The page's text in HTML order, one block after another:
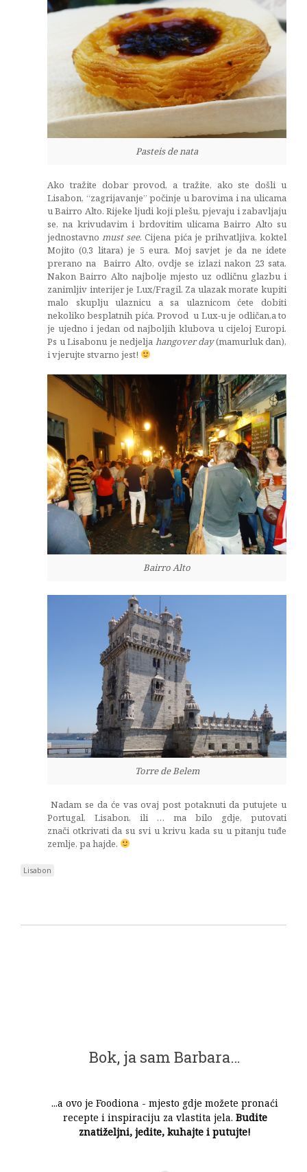
Pasteis de nata
Ako tražite dobar provod, a tražite, ako ste došli u
Lisabon, “zagrijavanje” počinje u barovima i na ulicama
u Bairro Alto. Rijeke ljudi koji plešu, pjevaju i zabavljaju
se, na krivudavim i brdovitim ulicama Bairro Alto su
jednostavnomust see. Cijena pića je prihvatljiva, koktel
Mojito (0,3 litara) je 5 eura. Moj savjet je da ne idete
prerano na Bairro Alto, ovdje se izlazi nakon 23 sata.
Nakon Bairro Alto najbolje mjesto uz odličnu glazbu i
zanimljiv interijer je Lux/Fragil. Za ulazak morate kupiti
malo skuplju ulaznicu a sa ulaznicom ćete dobiti
nekoliko besplatnih pića. Provod u Lux-u je odličan,a to
je ujedno i jedan od najboljih klubova u cijeloj Europi.
Ps u Lisabonu je nedjelja hangover day(mamurluk dan),
i vjerujte stvarno jest!
Bairro Alto
Torre de Belem
Nadam se da će vas ovaj post potaknuti da putujete u
Portugal, Lisabon, ili … ma bilo gdje, putovati
znači otkrivati da su svi u krivu kada su u pitanju tuđe
zemlje, pa hajde.
Lisabon
Bok, ja sam Barbara…
...a ovo je Foodiona - mjesto gdje možete pronaći
recepte i inspiraciju za vlastita jela. Budite
znatiželjni, jedite, kuhajte i putujte!